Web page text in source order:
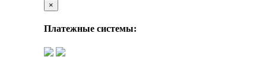
×
Платежные системы: